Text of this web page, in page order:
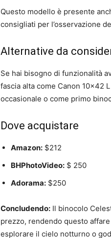
Questo modello è presente
consigliati per l’osservazione
Alternative da
Se hai bisogno di funzionalità
fascia alta come Canon 10×42
occasionale o come primo
Dove acquistare
Amazon: $212
BHPhotoVideo: $ 250
Adorama: $250
Concludendo: Il binocolo
prezzo, rendendo questo
esplorare il cielo notturno o